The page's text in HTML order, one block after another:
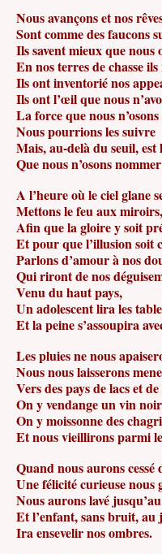
Nous avançons et nos
Sont comme des faucons
Ils savent mieux que nous
En nos terres de chasse
Ils ont inventorié nos
Ils ont l’œil que nous
La force que nous
Nous pourrions les suivre
Mais, au-delà du seuil, est
Que nous n’osons
A l’heure où le ciel glane
Mettons le feu aux miroirs,
Afin que la gloire y soit
Et pour que l’illusion soit
Parlons d’amour à nos
Qui riront de nos
Venu du haut pays,
Un adolescent lira les
Et la peine s’assoupira
Les pluies ne nous
Nous nous laisserons
Vers des pays de lacs et
On y vendange un vin
On y moissonne des
Et nous vieillirons parmi
Quand nous aurons cessé
Une félicité curieuse nous
Nous aurons lavé
Et l’enfant, sans bruit,
Ira ensevelir nos ombres.